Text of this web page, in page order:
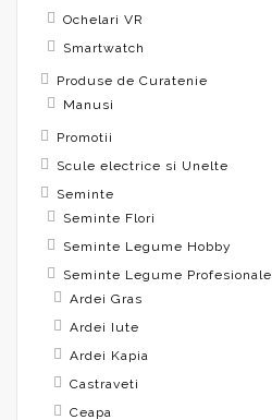
Ochelari VR
Smartwatch
Produse de Curatenie
Manusi
Promotii
Scule electrice si Unelte
Seminte
Seminte Flori
Seminte Legume Hobby
Seminte Legume Profesionale
Ardei Gras
Ardei Iute
Ardei Kapia
Castraveti
Ceapa